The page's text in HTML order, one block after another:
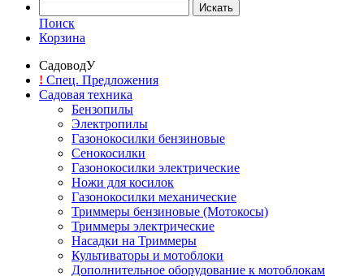
Поиск
Корзина
СадоводУ
! Спец. Предложения
Садовая техника
Бензопилы
Электропилы
Газонокосилки бензиновые
Сенокосилки
Газонокосилки электрические
Ножи для косилок
Газонокосилки механические
Триммеры бензиновые (Мотокосы)
Триммеры электрические
Насадки на Триммеры
Культиваторы и мотоблоки
Дополнительное оборудование к мотоблокам